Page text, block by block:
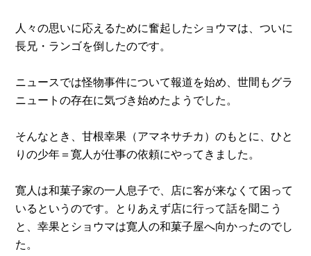
人々の思いに応えるために奮起したショウマは、ついに
長兄・ランゴを倒したのです。
ニュースでは怪物事件について報道を始め、世間もグラ
ニュートの存在に気づき始めたようでした。
そんなとき、甘根幸果（アマネサチカ）のもとに、ひと
りの少年＝寛人が仕事の依頼にやってきました。
寛人は和菓子家の一人息子で、店に客が来なくて困って
いるというのです。とりあえず店に行って話を聞こう
と、幸果とショウマは寛人の和菓子屋へ向かったのでし
た。